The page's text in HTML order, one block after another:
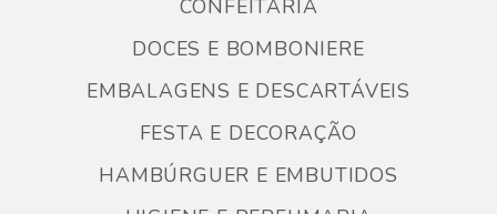
CONFEITARIA
DOCES E BOMBONIERE
EMBALAGENS E DESCARTÁVEIS
FESTA E DECORAÇÃO
HAMBÚRGUER E EMBUTIDOS